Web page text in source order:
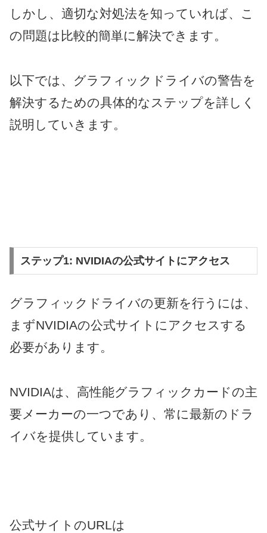
しかし、適切な対処法を知っていれば、こ
の問題は比較的簡単に解決できます。
以下では、グラフィックドライバの警告を
解決するための具体的なステップを詳しく
説明していきます。
ステップ1: NVIDIAの公式サイトにアクセス
グラフィックドライバの更新を行うには、
まずNVIDIAの公式サイトにアクセスする
必要があります。
NVIDIAは、高性能グラフィックカードの主
要メーカーの一つであり、常に最新のドラ
イバを提供しています。
公式サイトのURLは